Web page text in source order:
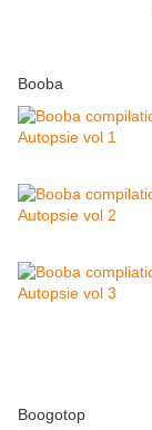
Booba
Boogotop